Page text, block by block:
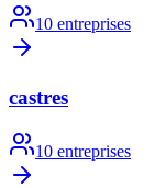
10 entreprises
castres
10 entreprises